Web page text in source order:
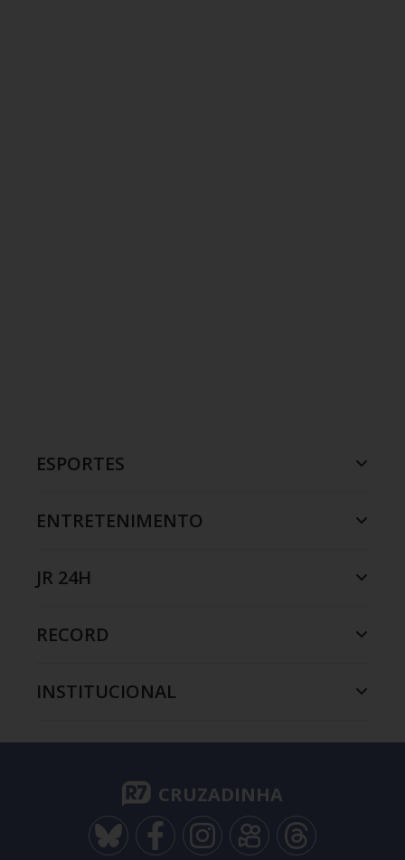
ESPORTES
ENTRETENIMENTO
JR 24H
RECORD
INSTITUCIONAL
CRUZADINHA